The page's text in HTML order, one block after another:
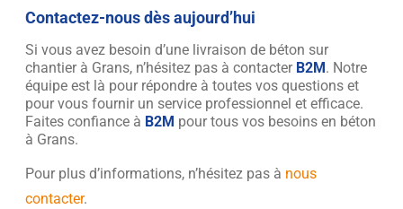
Contactez-nous dès aujourd’hui
Si vous avez besoin d’une livraison de béton sur
chantier à Grans, n’hésitez pas à contacter B2M. Notre
équipe est là pour répondre à toutes vos questions et
pour vous fournir un service professionnel et efficace.
Faites confiance à B2M pour tous vos besoins en béton
à Grans.
Pour plus d’informations, n’hésitez pas à nous
contacter.